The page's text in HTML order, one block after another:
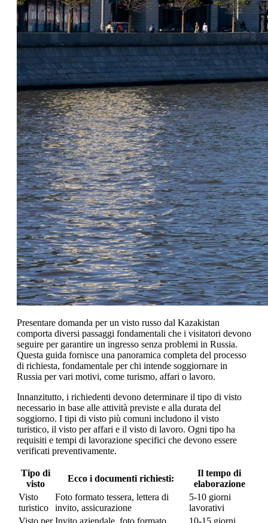
Presentare domanda per un visto russo dal Kazakistan
comporta diversi passaggi fondamentali che i visitatori devono
seguire per garantire un ingresso senza problemi in Russia.
Questa guida fornisce una panoramica completa del processo
di richiesta, fondamentale per chi intende soggiornare in
Russia per vari motivi, come turismo, affari o lavoro.
Innanzitutto, i richiedenti devono determinare il tipo di visto
necessario in base alle attività previste e alla durata del
soggiorno. I tipi di visto più comuni includono il visto
turistico, il visto per affari e il visto di lavoro. Ogni tipo ha
requisiti e tempi di lavorazione specifici che devono essere
verificati preventivamente.
Tipo di
visto
Ecco i documenti richiesti:
Il tempo di
elaborazione
Visto
turistico
Foto formato tessera, lettera di
invito, assicurazione
5-10 giorni
lavorativi
Visto per Invito aziendale, foto formato 10-15 giorni